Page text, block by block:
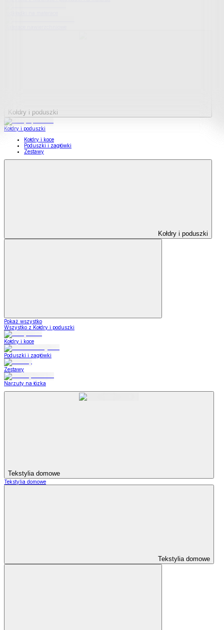
Kołdry i poduszki
Kołdry i poduszki
Kołdry i koce
Poduszki i zagłówki
Zestawy
Kołdry i poduszki
Pokaż wszystko
Wszystko z Kołdry i poduszki
Kołdry i koce
Poduszki i zagłówki
Zestawy
Narzuty na łózka
Tekstylia domowe
Tekstylia domowe
Tekstylia domowe